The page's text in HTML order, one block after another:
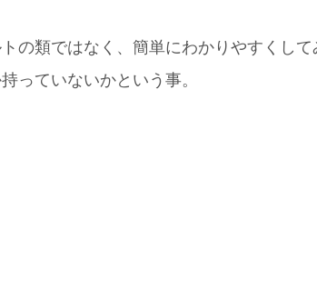
の類ではなく、簡単にわかりやすくし
っていないかという事。